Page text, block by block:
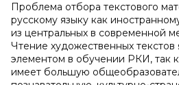
Проблема отбора текстового
русскому языку как
из центральных в современной
Чтение художественных текстов
элементом в обучении РКИ, так
имеет большую